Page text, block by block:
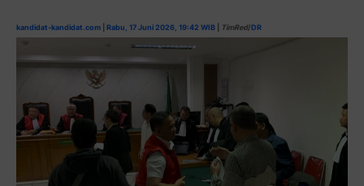
kandidat-kandidat.com Rabu, 17 Juni 2026, 19:42 WIB TimRed/DR